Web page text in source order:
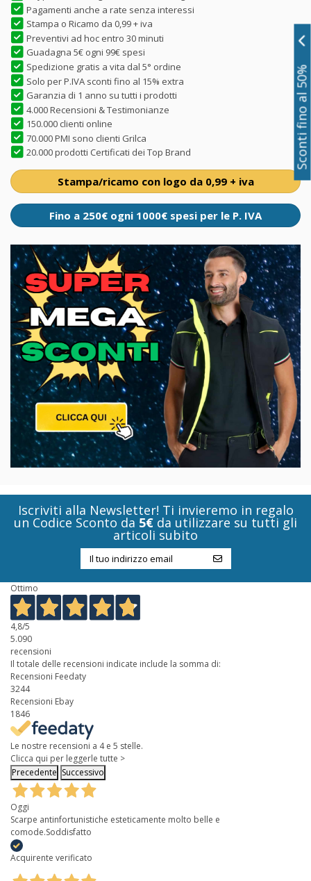
Pagamenti anche a rate senza interessi
Stampa o Ricamo da 0,99 + iva
Preventivi ad hoc entro 30 minuti
Guadagna 5€ ogni 99€ spesi
Spedizione gratis a vita dal 5° ordine
Solo per P.IVA sconti fino al 15% extra
Garanzia di 1 anno su tutti i prodotti
4.000 Recensioni & Testimonianze
150.000 clienti online
70.000 PMI sono clienti Grilca
20.000 prodotti Certificati dei Top Brand
Stampa/ricamo con logo da 0,99 + iva
Fino a 250€ ogni 1000€ spesi per le P. IVA
Iscriviti alla Newsletter! Ti invieremo in regalo
un Codice Sconto da 5€ da utilizzare su tutti gli
articoli subito
Ottimo
4,8/5
5.090
recensioni
Il totale delle recensioni indicate include la somma di:
Recensioni Feedaty
3244
Recensioni Ebay
1846
Le nostre recensioni a 4 e 5 stelle.
Clicca qui per leggerle tutte >
Precedente Successivo
Oggi
Scarpe antinfortunistiche esteticamente molto belle e
comode.Soddisfatto
Acquirente verificato
Sconti fino al 50%